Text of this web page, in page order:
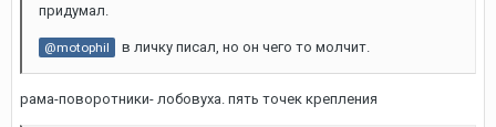
придумал.
@motophil в личку писал, но он чего то молчит.
рама-поворотники- лобовуха. пять точек крепления